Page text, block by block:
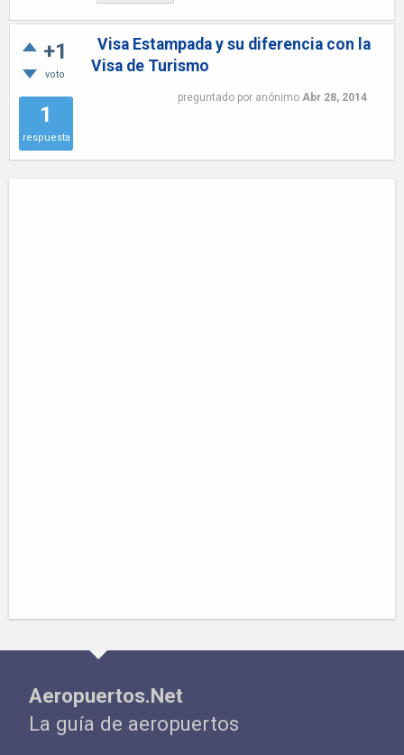
+1
voto
1
respuesta
Visa Estampada y su diferencia con la
Visa de Turismo
preguntado por anónimo Abr 28, 2014
Aeropuertos.Net
La guía de aeropuertos